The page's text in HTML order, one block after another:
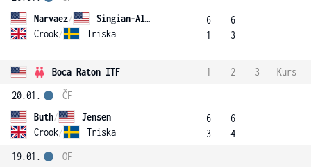
Narvaez/
Singian-Almeda
Crook/ Triska
6
1
6
3
Boca Raton ITF 1 2 3
Kurs
20.01.
Buth/
Jensen
Crook/ Triska
ČF
6
3
6
4
19.01.
OF